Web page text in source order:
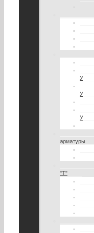
У
У
У
арматуры
"Т"